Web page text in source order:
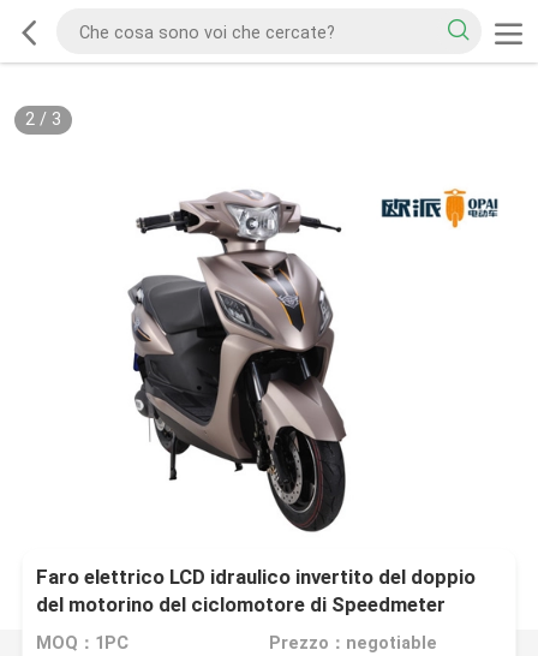
2/ 3
Faro elettrico LCD idraulico invertito del doppio
del motorino del ciclomotore di Speedmeter
1500W dell'ammortizzatore
MOQ：1PC Prezzo：negotiable